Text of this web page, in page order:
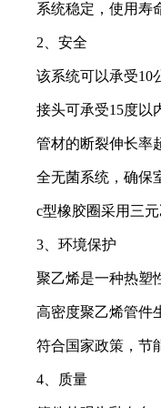
系统稳定，使用寿
2、安全
该系统可以承受10
接头可承受15度以
管材的断裂伸长率
全无菌系统，确保
c型橡胶圈采用三
3、环境保护
聚乙烯是一种热塑
高密度聚乙烯管件
符合国家政策，节
4、质量